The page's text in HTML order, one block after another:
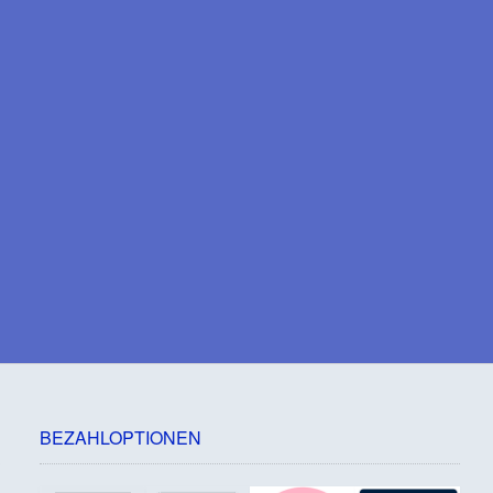
BEZAHLOPTIONEN